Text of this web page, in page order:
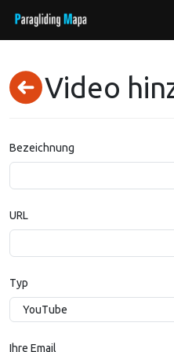
Video
Bezeichnung
URL
Typ
Ihre Email